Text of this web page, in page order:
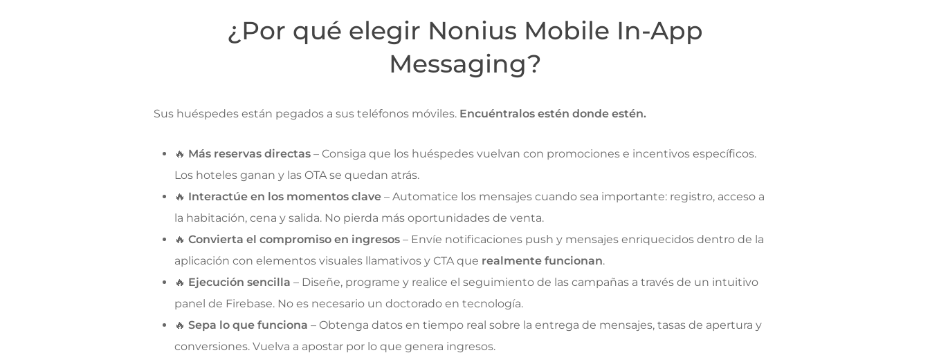
¿Por qué elegir Nonius Mobile In-App
Messaging?
Sus huéspedes están pegados a sus teléfonos móviles. Encuéntralos estén donde estén.
🔥 Más reservas directas – Consiga que los huéspedes vuelvan con promociones e incentivos específicos.
Los hoteles ganan y las OTA se quedan atrás.
🔥 Interactúe en los momentos clave – Automatice los mensajes cuando sea importante: registro, acceso a
la habitación, cena y salida. No pierda más oportunidades de venta.
🔥Convierta el compromiso en ingresos – Envíe notificaciones push y mensajes enriquecidos dentro de la
aplicación con elementos visuales llamativos y CTA que realmente funcionan.
🔥 Ejecución sencilla – Diseñe, programe y realice el seguimiento de las campañas a través de un intuitivo
panel de Firebase. No es necesario un doctorado en tecnología.
🔥Sepa lo que funciona – Obtenga datos en tiempo real sobre la entrega de mensajes, tasas de apertura y
conversiones. Vuelva a apostar por lo que genera ingresos.